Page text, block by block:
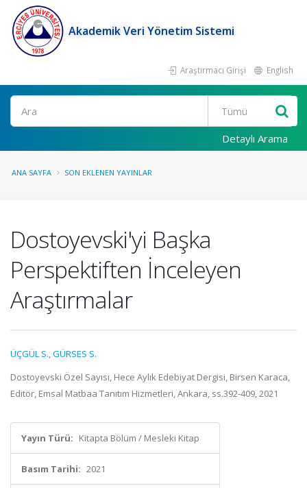
Akademik Veri Yönetim Sistemi
Araştırmacı Girişi English
Ara
Detaylı Arama
ANA SAYFA SON EKLENEN YAYINLAR
Dostoyevski'yi Başka
Perspektiften İnceleyen
Araştırmalar
ÜÇGÜL S.,GÜRSES S.
Dostoyevski Özel Sayısı, Hece Aylık Edebiyat Dergisi, Birsen Karaca,
Editör, Emsal Matbaa Tanıtım Hizmetleri, Ankara, ss.392-409, 2021
Yayın Türü: Kitapta Bölüm / Mesleki Kitap
Basım Tarihi: 2021